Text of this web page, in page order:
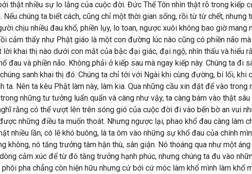
thật nhiều sự lo lắng của cuộc đời. Đức Thế Tôn nhìn thật rõ trong kiếp
chúng ta biết cách, cũng chỉ một thời gian sống, rồi từ từ chết, nhưng
chịu nhiều đau khổ, phiền lụy, lo toan, ngược xuôi không bao giờ mang
cảm thấy như Phật giáo là một con đường lúc nào cũng có phiền não
khai thị nào dưới con mắt của bậc đại giác, đại ngộ, nhìn thấu và hiểu
và phiền não. Không phải ở kiếp sau mà ngay kiếp này. Chúng ta đi
sanh khai thị đó. Chúng ta chỉ tới với Ngài khi cùng đường, bí lối, khi
Nên ta kêu Phật làm này, làm kia. Qua những cầu xin đặt để vào trong
những tư tưởng luẩn quẩn và càng như vậy, ta càng bám vào thật
rằng có thể vượt lên trên sóng gió của cuộc đời đi vào bến bờ an vui
những điều ta muốn thoát. Nhưng ngược lại, phao khổ đau càng làm
nhiều lần, có lẽ khó buông, là ta ôm vào những sự khổ đau của chính
nó tăng trưởng tâm hận thù, sân giận. Nó thoáng qua như một
cảm xúc để từ đó tăng trưởng hạnh phúc, nhưng chúng ta đu vào
pha chẳng còn hiện hữu nhưng cứ bới cứ móc làm khổ mình làm khổ